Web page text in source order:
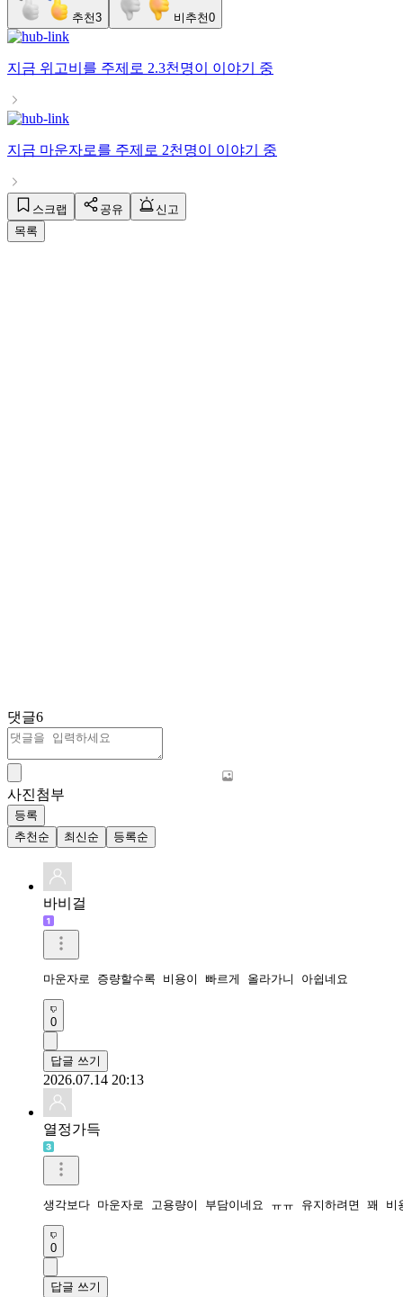
추천3 비추천0
지금 위고비 를 주제로 2.3천명이 이야기 중
지금 마운자로를 주제로 2천명이 이야기 중
스크랩 공유
신고
목록
댓글6
사진첨부
등록
추천순
최신순 등록순
바비걸
마운자로 증량할수록 비용이 빠르게 올라가니 아쉽네요
0
답글 쓰기
2026.07.14 20:13
열정가득
0
답글 쓰기